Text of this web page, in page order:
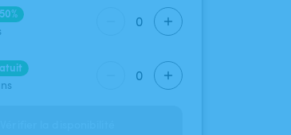
0
0